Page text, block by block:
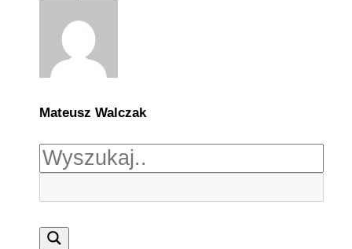
Mateusz Walczak